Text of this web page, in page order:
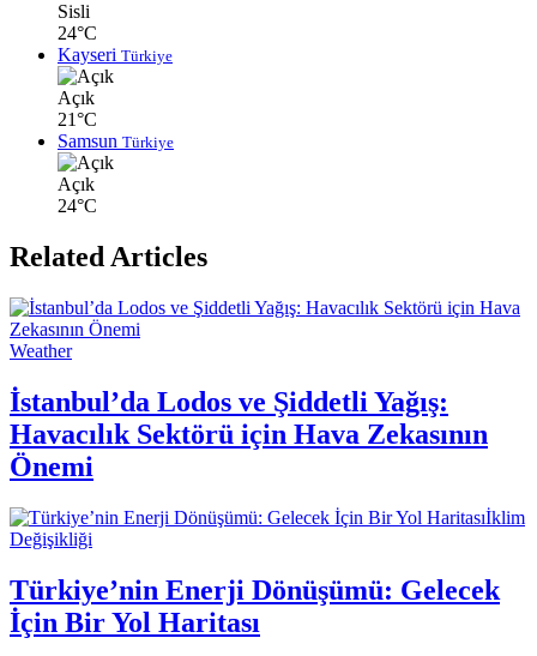
Sisli
24°C
Kayseri Türkiye
Açık
21°C
Samsun Türkiye
Açık
24°C
Related Articles
Weather
İstanbul’da Lodos ve Şiddetli Yağış:
Havacılık Sektörü için Hava Zekasının
Önemi
İklim
Değişikliği
Türkiye’nin Enerji Dönüşümü: Gelecek
İçin Bir Yol Haritası